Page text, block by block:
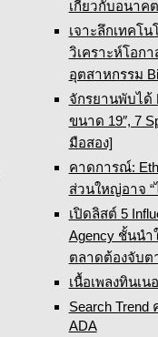
เกี่ยวกับอนาค
เจาะลึกเทคโ
วิเคราะห์โอก
อุตสาหกรรม
จักรยานพับได้
ขนาด 19″, 7
มือสอง]
คาดการณ์:
ส่วนใหญ่อาจ “
เปิดลิสต์ 5
Agency ชั้นนำ
ตลาดต้องจับต
เนื้อเพลงทินเ
Search Trend
ADA